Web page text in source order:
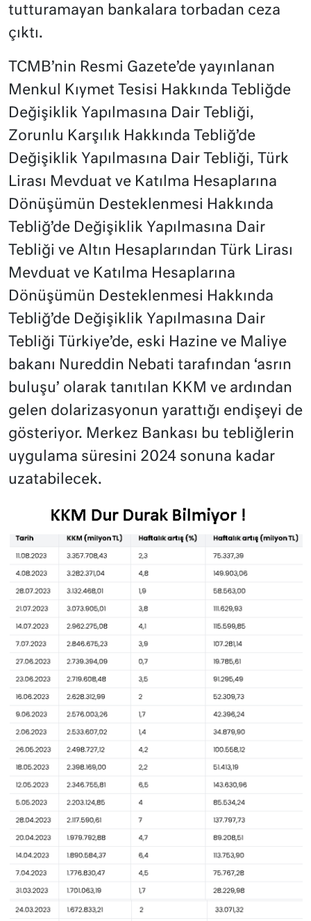
tutturamayan bankalara torbadan ceza
çıktı.
TCMB’nin Resmi Gazete’de yayınlanan
Menkul Kıymet Tesisi Hakkında Tebliğde
Değişiklik Yapılmasına Dair Tebliği,
Zorunlu Karşılık Hakkında Tebliğ’de
Değişiklik Yapılmasına Dair Tebliği, Türk
Lirası Mevduat ve Katılma Hesaplarına
Dönüşümün Desteklenmesi Hakkında
Tebliğ’de Değişiklik Yapılmasına Dair
Tebliği ve Altın Hesaplarından Türk Lirası
Mevduat ve Katılma Hesaplarına
Dönüşümün Desteklenmesi Hakkında
Tebliğ’de Değişiklik Yapılmasına Dair
Tebliği Türkiye’de, eski Hazine ve Maliye
bakanı Nureddin Nebati tarafından ‘asrın
buluşu’ olarak tanıtılan KKM ve ardından
gelen dolarizasyonun yarattığı endişeyi de
gösteriyor. Merkez Bankası bu tebliğlerin
uygulama süresini 2024 sonuna kadar
uzatabilecek.